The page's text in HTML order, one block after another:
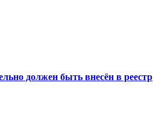
должен быть внесён в реестр